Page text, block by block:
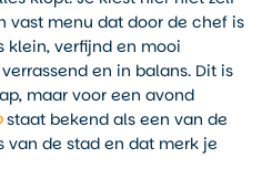
vast menu dat door de chef is
klein, verfijnd en mooi
en in balans. Dit is
maar voor een avond
staat bekend als een van de
van de stad en dat merk je